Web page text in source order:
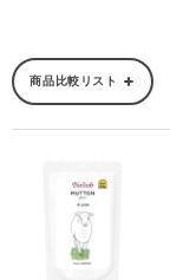
商品比較リスト